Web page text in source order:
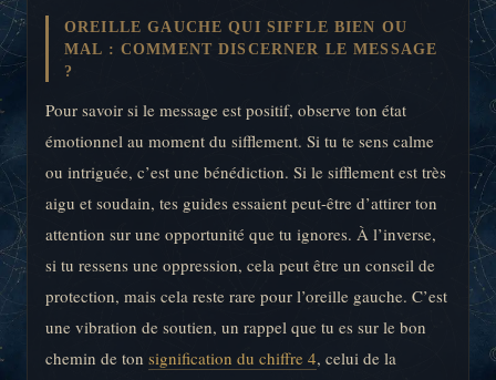
OREILLE GAUCHE QUI SIFFLE BIEN OU
MAL : COMMENT DISCERNER LE MESSAGE
?
Pour savoir si le message est positif, observe ton état
émotionnel au moment du sifflement. Si tu te sens calme
ou intriguée, c’est une bénédiction. Si le sifflement est très
aigu et soudain, tes guides essaient peut-être d’attirer ton
attention sur une opportunité que tu ignores. À l’inverse,
si tu ressens une oppression, cela peut être un conseil de
protection, mais cela reste rare pour l’oreille gauche. C’est
une vibration de soutien, un rappel que tu es sur le bon
chemin de ton signification du chiffre 4, celui de la